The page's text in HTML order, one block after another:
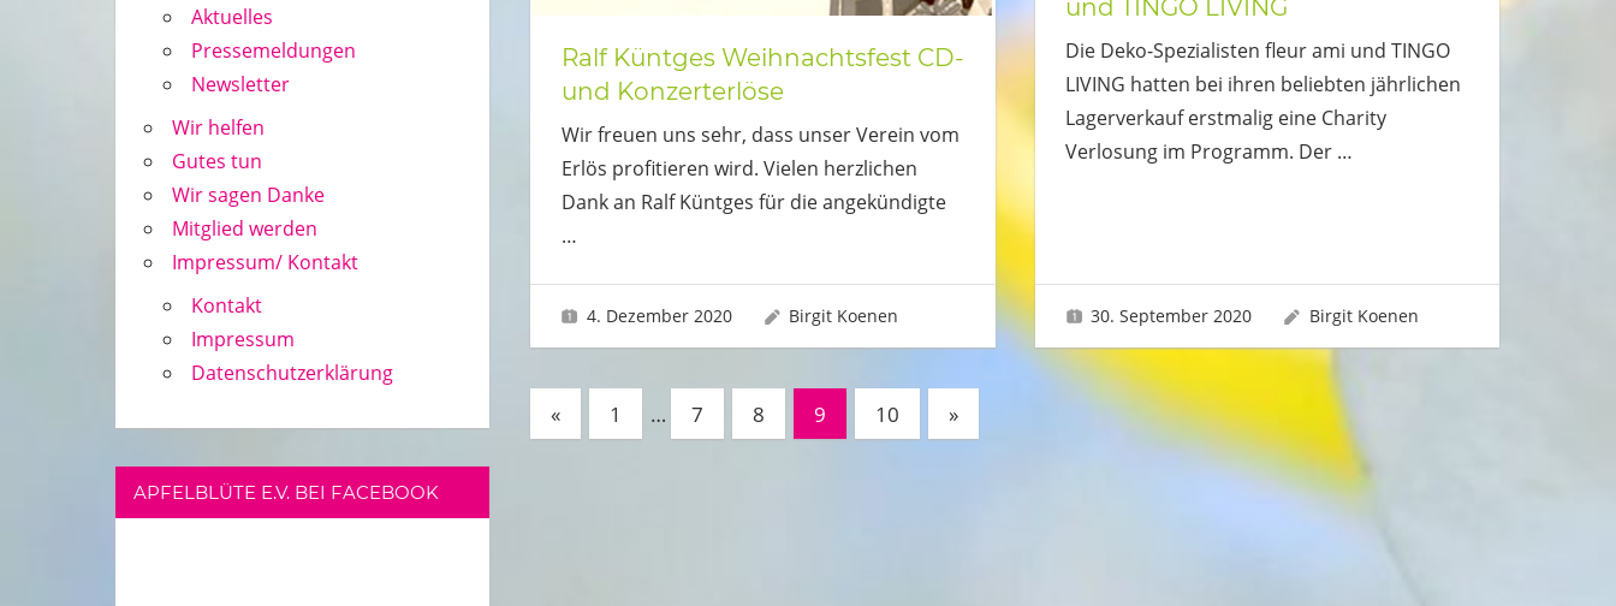
Ralf Küntges Weihnachtsfest CD-
und Konzerterlöse
Wir freuen uns sehr, dass unser Verein vom
Erlös profitieren wird. Vielen herzlichen
Dank an Ralf Küntges für die angekündigte
…
4. Dezember 2020 Birgit Koenen
und TINGO LIVING
Die Deko-Spezialisten fleur ami und TINGO
LIVING hatten bei ihren beliebten jährlichen
Lagerverkauf erstmalig eine Charity
Verlosung im Programm. Der …
30. September 2020 Birgit Koenen
Seitennummerierung
«Vorherige
Beiträge
1 … 7 8 9 10
Nächste
Beiträge
»
Aktuelles
Pressemeldungen
Newsletter
Wir helfen
Gutes tun
Wir sagen Danke
Mitglied werden
Impressum/ Kontakt
Kontakt
Impressum
Datenschutzerklärung
APFELBLÜTE E.V. BEI FACEBOOK